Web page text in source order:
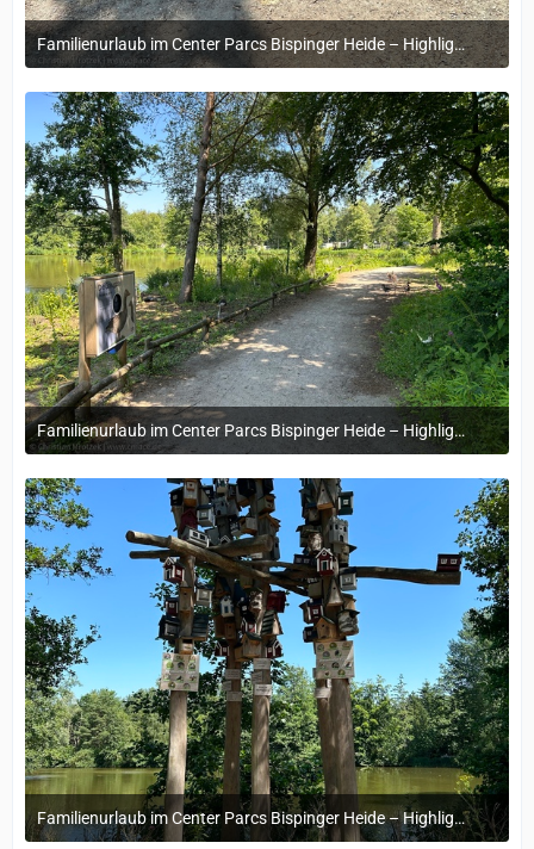
Familienurlaub im Center Parcs Bispinger Heide – Highlights & Erinnerungen
22. November 2024 um 14:13
Familienurlaub im Center Parcs Bispinger Heide – Highlights & Erinnerungen
22. November 2024 um 14:13
Familienurlaub im Center Parcs Bispinger Heide – Highlights & Erinnerungen
22. November 2024 um 14:13